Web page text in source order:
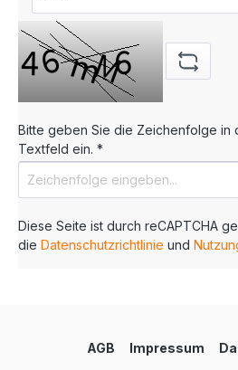
Bitte geben Sie die Zeichenfolge in
Textfeld ein. *
Diese Seite ist durch reCAPTCHA
die Datenschutzrichtlinie und
AGB Impressum